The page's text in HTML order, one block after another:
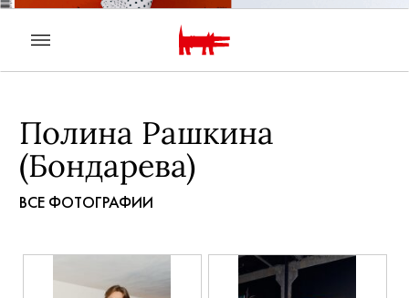
Полина Рашкина
(Бондарева)
ВСЕ ФОТОГРАФИИ